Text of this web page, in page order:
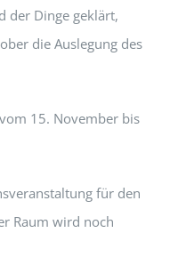
der Dinge geklärt,
die Auslegung des
15. November bis
für den
Raum wird noch